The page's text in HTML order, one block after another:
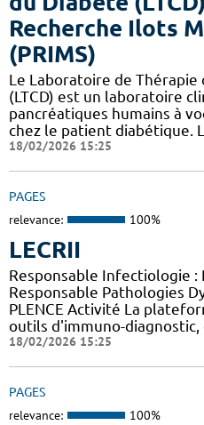
Recherche Ilots
(PRIMS)
Le Laboratoire de
(LTCD) est un laboratoire
pancréatiques humains à
chez le patient diabétique.
18/02/2026 15:25
PAGES
relevance: 100%
LECRII
Responsable Infectiologie :
Responsable Pathologies
PLENCE Activité La
outils d'immuno-
18/02/2026 15:25
PAGES
relevance: 100%